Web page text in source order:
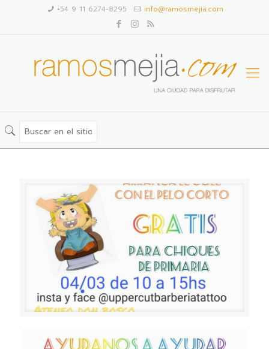
+54 9 11 6274-8295 info@ramosmejia.com